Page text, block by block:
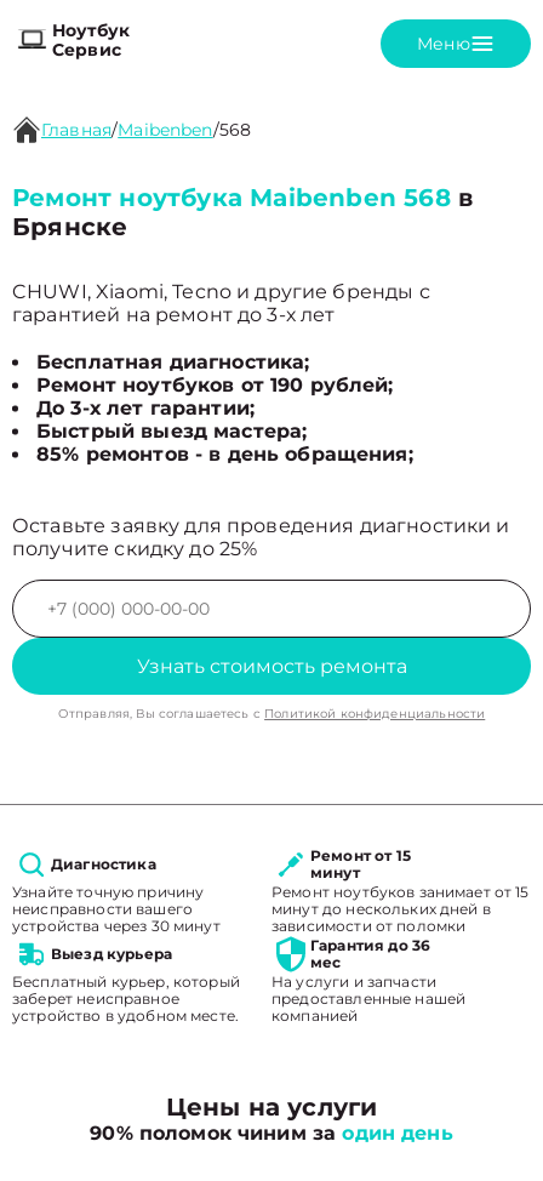
Ноутбук
Сервис
Меню
Главная/Maibenben/568
Ремонт ноутбука Maibenben 568в
Брянске
CHUWI, Xiaomi, Tecno и другие бренды с
гарантией на ремонт до 3-х лет
Бесплатная диагностика;
Ремонт ноутбуков от 190 рублей;
До 3-х лет гарантии;
Быстрый выезд мастера;
85% ремонтов - в день обращения;
Оставьте заявку для проведения диагностики и
получите скидку до 25%
Узнать стоимость ремонта
Отправляя, Вы соглашаетесь с Политикой конфиденциальности
Диагностика
Узнайте точную причину
неисправности вашего
устройства через 30 минут
Ремонт от 15
минут
Ремонт ноутбуков занимает от 15
минут до нескольких дней в
зависимости от поломки
Выезд курьера
Бесплатный курьер, который
заберет неисправное
устройство в удобном месте.
Гарантия до 36
мес
На услуги и запчасти
предоставленные нашей
компанией
Цены на услуги
90% поломок чиним заодин день